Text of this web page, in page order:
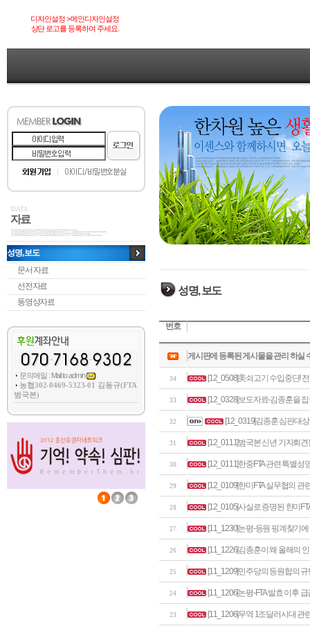
디자인설정 > 메인디자인설정
상단 로고를 등록하여 주세요.
DATA
자료
성명, 보도
문서 자료
선전자료
동영상자료
문의메일 : Mail to admin
농협302-0469-5323-01 김동규(FTA
범국본)
성명, 보도
번호
게시판에 등록된 게시물을 관리 하실
34 [12_0508]美쇠고기 수입중단!
33 [12_0328]보도자료-김종훈을
32 [12_0319]김종훈 심판대
31 [12_0111]범국본 신년 기자회견
30 [12_0111]한중FTA 관련 특별성
29 [12_0109]한미FTA 실무협의 관
28 [12_0105]사실로 증명된 한미
27 [11_1230]논평-등원 핑계찾기
26 [11_1226]김종훈이 왜 올해의
25 [11_1209]민주당의 등원합의
24 [11_1206]논평-FTA 발효 이후
23 [11_1206]무역 1조달러시대 관